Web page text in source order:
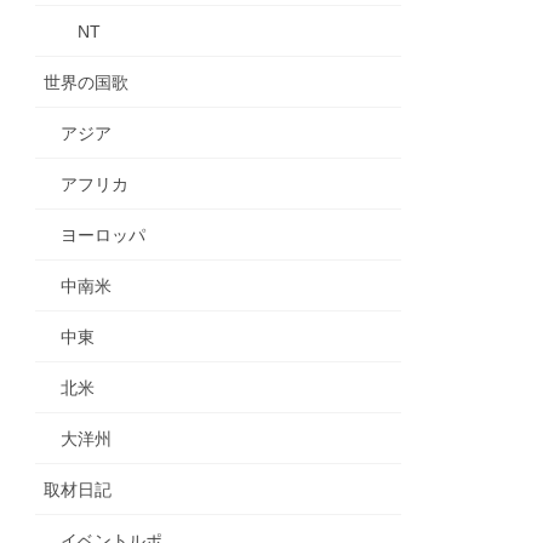
NT
世界の国歌
アジア
アフリカ
ヨーロッパ
中南米
中東
北米
大洋州
取材日記